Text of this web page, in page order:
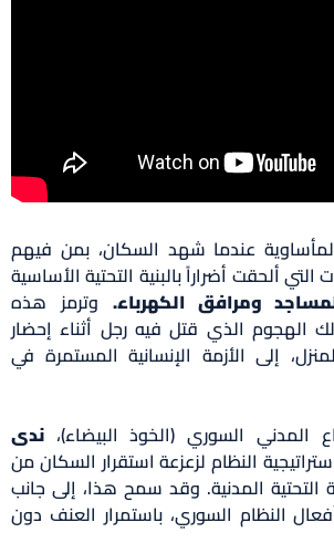
عندما شهد السكان، بمن فيهم
التي ألحقت أضراراً بالبنية التحتية الأساسية
ومرافق الكهرباء. وترمز هذه
الهجوم الذي قتل فيه رجل أثناء إحضار
إلى الأزمة الإنسانية المستمرة في
المدني السوري (الخوذ البيضاء)، ندى
النظام لزعزعة استقرار السكان من
التحتية المدنية. وقد سمح هذا، إلى جانب
النظام السوري، باستمرار العنف دون